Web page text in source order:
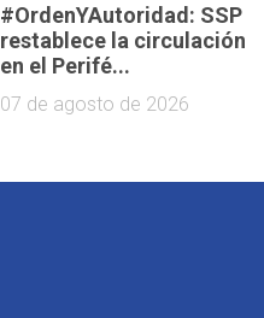
#OrdenYAutoridad: SSP
restablece la circulación
en el Perifé...
07 de agosto de 2026